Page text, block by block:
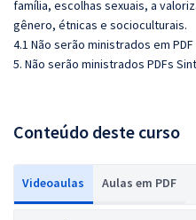
família, escolhas sexuais, a
gênero, étnicas e socioculturais.
4.1 Não serão ministrados em
5. Não serão ministrados PDFs
Conteúdo deste curso
Videoaulas Aulas em PDF